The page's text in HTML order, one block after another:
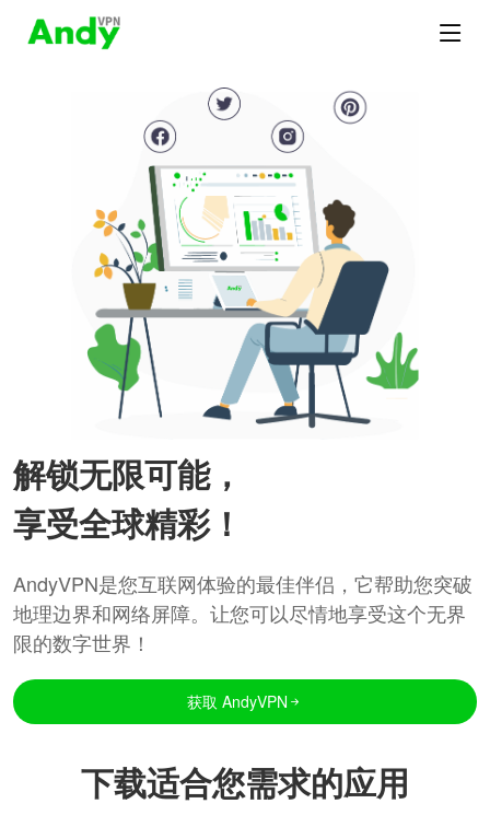
解锁无限可能，
享受全球精彩！
AndyVPN是您互联网体验的最佳伴侣，它帮助您突破
地理边界和网络屏障。让您可以尽情地享受这个无界
限的数字世界！
获取 AndyVPN
下载适合您需求的应用